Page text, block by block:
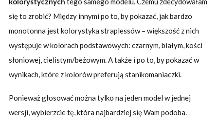
się to zrobić? Między innymi po to, by pokazać, jak bardzo
monotonna jest kolorystyka straplessów – większość z nich
występuje w kolorach podstawowych: czarnym, białym, kości
słoniowej, cielistym/beżowym. A także i po to, by pokazać w
wynikach, które z kolorów preferują stanikomaniaczki.
Ponieważ głosować można tylko na jeden model w jednej
wersji, wybierzcie tę, która najbardziej się Wam podoba.